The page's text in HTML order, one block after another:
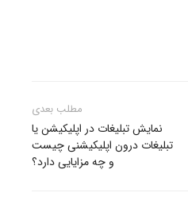
مطلب بعدی
نمایش تبلیغات در اپلیکیشن یا
تبلیغات درون اپلیکیشنی چیست
و چه مزایایی دارد؟